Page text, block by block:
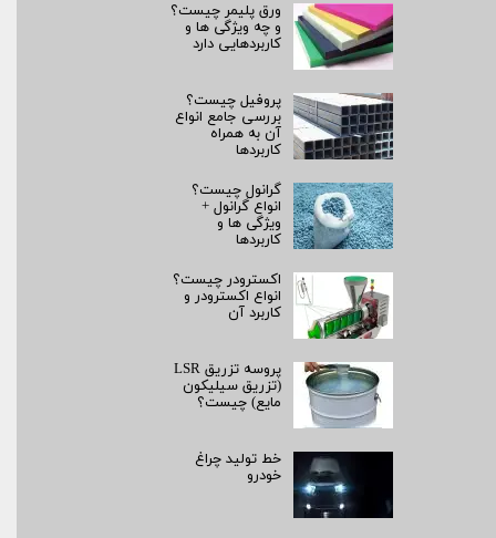
ورق پلیمر چیست؟
و چه ویژگی ها و
کاربردهایی دارد
پروفیل چیست؟
بررسی جامع انواع
آن به همراه
کاربردها
گرانول چیست؟
انواع گرانول +
ویژگی ها و
کاربردها
اکسترودر چیست؟
انواع اکسترودر و
کاربرد آن
پروسه تزریق LSR
(تزریق سیلیکون
مایع) چیست؟
خط تولید چراغ
خودرو